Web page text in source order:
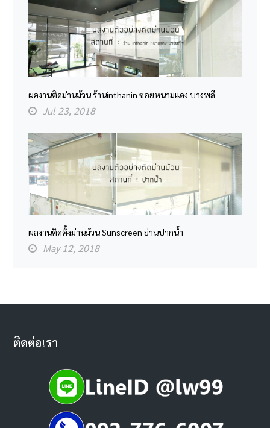
ผลงานติดม่านม้วน ร้านinthanin ซอยหนามแดง บางพลี
Jul 23, 2018
ผลงานติดตั้งม่านม้วน Sunscreen ย่านปากน้ำ
May 12, 2018
ติดต่อเรา